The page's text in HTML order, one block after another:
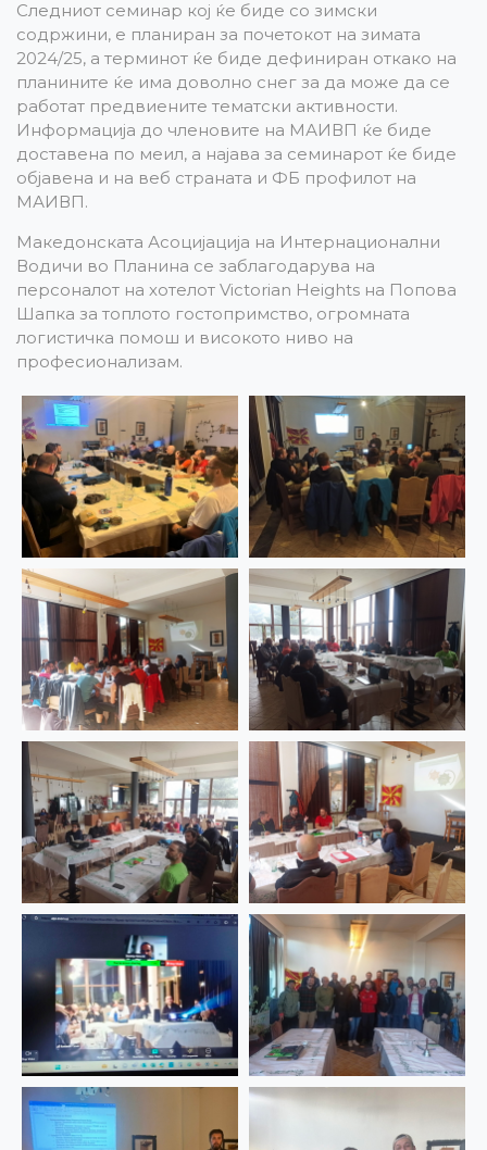
Следниот семинар кој ќе биде со зимски
содржини, е планиран за почетокот на зимата
2024/25, а терминот ќе биде дефиниран откако на
планините ќе има доволно снег за да може да се
работат предвиените тематски активности.
Информација до членовите на МАИВП ќе биде
доставена по меил, а најава за семинарот ќе биде
објавена и на веб страната и ФБ профилот на
МАИВП.
Македонската Асоцијација на Интернационални
Водичи во Планина се заблагодарува на
персоналот на хотелот Victorian Heights на Попова
Шапка за топлото гостопримство, огромната
логистичка помош и високото ниво на
професионализам.